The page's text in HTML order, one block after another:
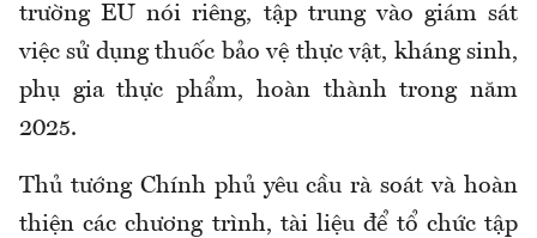
trường EU nói riêng, tập trung vào giám sát
việc sử dụng thuốc bảo vệ thực vật, kháng sinh,
phụ gia thực phẩm, hoàn thành trong năm
2025.
Thủ tướng Chính phủ yêu cầu rà soát và hoàn
thiện các chương trình, tài liệu để tổ chức tập